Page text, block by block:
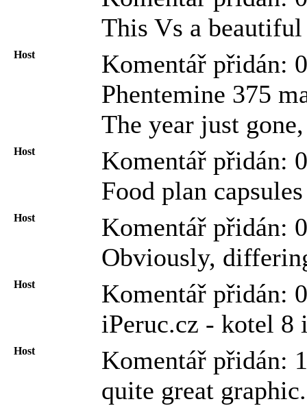
This Vs a
Host
Komentář přidán:
Phentemine 375
The year just
Host
Komentář přidán:
Food plan
Host
Komentář přidán:
Obviously,
Host
Komentář přidán:
iPeruc.cz - kotel
Host
Komentář přidán:
quite great graphic.